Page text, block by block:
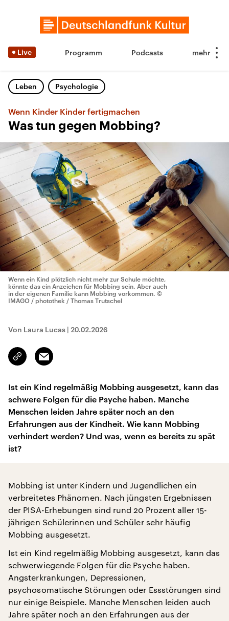
Live Programm Podcasts
Leben Psychologie
Wenn Kinder Kinder fertigmachen
Was tun gegen Mobbing?
Wenn ein Kind plötzlich nicht mehr zur Schule möchte,
könnte das ein Anzeichen für Mobbing sein. Aber auch
in der eigenen Familie kann Mobbing vorkommen. ©
IMAGO / photothek / Thomas Trutschel
Von Laura Lucas | 20.02.2026
Link
kopieren/teilen
Email
Ist ein Kind regelmäßig Mobbing ausgesetzt, kann das
schwere Folgen für die Psyche haben. Manche
Menschen leiden Jahre später noch an den
Erfahrungen aus der Kindheit. Wie kann Mobbing
verhindert werden? Und was, wenn es bereits zu spät
ist?
Mobbing ist unter Kindern und Jugendlichen ein
verbreitetes Phänomen. Nach jüngsten Ergebnissen
der PISA-Erhebungen sind rund 20 Prozent aller 15-
jährigen Schülerinnen und Schüler sehr häufig
Mobbing ausgesetzt.
Ist ein Kind regelmäßig Mobbing ausgesetzt, kann das
schwerwiegende Folgen für die Psyche haben.
Angsterkrankungen, Depressionen,
psychosomatische Störungen oder Essstörungen sind
nur einige Beispiele. Manche Menschen leiden auch
Jahre später noch an den Erfahrungen aus der